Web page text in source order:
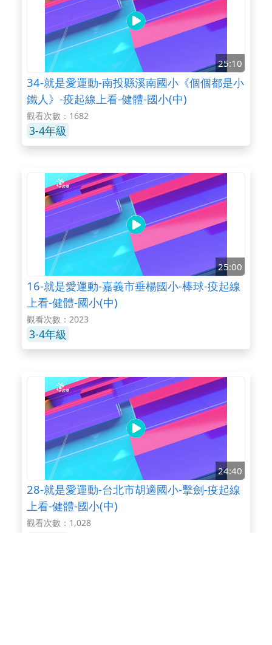
25:10
34-就是愛運動-南投縣溪南國小《個個都是小
鐵人》-疫起線上看-健體-國小(中)
觀看次數：1682
3-4年級
25:00
16-就是愛運動-嘉義市垂楊國小-棒球-疫起線
上看-健體-國小(中)
觀看次數：2023
3-4年級
24:40
28-就是愛運動-台北市胡適國小-擊劍-疫起線
上看-健體-國小(中)
觀看次數：1,028